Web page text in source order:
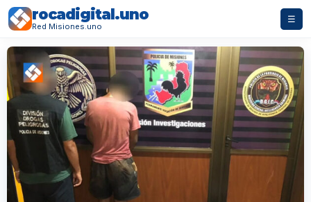
rocadigital.uno
Red Misiones.uno
☰